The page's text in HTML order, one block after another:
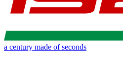
a century made of seconds